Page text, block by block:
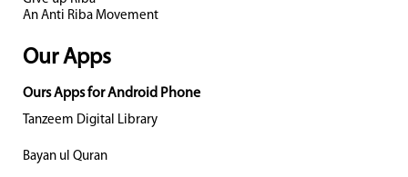
An Anti Riba Movement
Our Apps
Ours Apps for Android Phone
Tanzeem Digital Library
Bayan ul Quran